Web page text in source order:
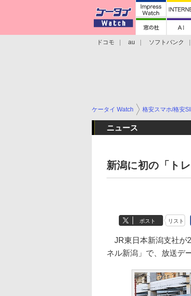
ドコモ au ソフトバンク
ケータイ Watch 格安スマホ/格安
ニュース
新潟に初の「ト
ポスト リスト
JR東日本新潟支社が
ネル新潟」で、放送デ